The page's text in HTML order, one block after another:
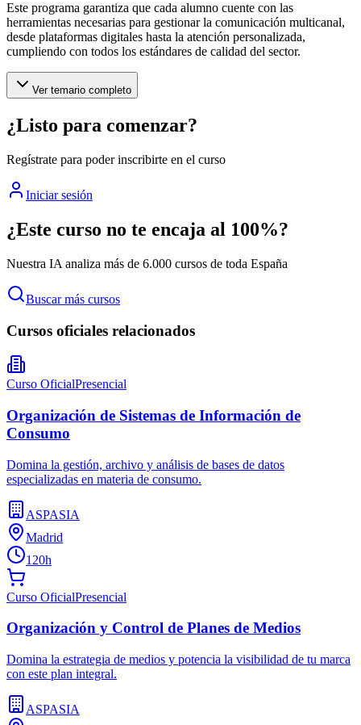
Este programa garantiza que cada alumno cuente con las
herramientas necesarias para gestionar la comunicación multicanal,
desde plataformas digitales hasta la atención personalizada,
cumpliendo con todos los estándares de calidad del sector.
Ver temario completo
¿Listo para comenzar?
Regístrate para poder inscribirte en el curso
Iniciar sesión
¿Este curso no te encaja al 100%?
Nuestra IA analiza más de 6.000 cursos de toda España
Buscar más cursos
Cursos oficiales relacionados
Curso OficialPresencial
Organización de Sistemas de Información de
Consumo
Domina la gestión, archivo y análisis de bases de datos
especializadas en materia de consumo.
ASPASIA
Madrid
120h
Curso OficialPresencial
Organización y Control de Planes de Medios
Domina la estrategia de medios y potencia la visibilidad de tu marca
con este plan integral.
ASPASIA